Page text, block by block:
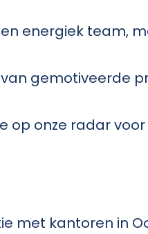
energiek team,
gemotiveerde
op onze radar
met kantoren in